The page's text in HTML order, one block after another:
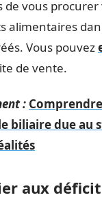
de vous procurer
alimentaires
Vous pouvez
de vente.
:
biliaire due au
aux